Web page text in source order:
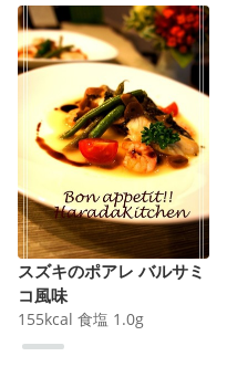
スズキのポアレ バルサミ
コ風味
155kcal 食塩 1.0g